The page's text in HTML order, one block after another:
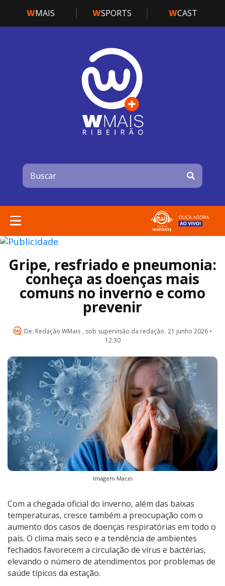
WMAIS WSPORTS WCAST
Gripe, resfriado e pneumonia:
conheça as doenças mais
comuns no inverno e como
prevenir
De: Redação WMais , sob supervisão da redação. 21 junho 2026 •
12:30
Imagem Macei
Com a chegada oficial do inverno, além das baixas
temperaturas, cresce também a preocupação com o
aumento dos casos de doenças respiratórias em todo o
país. O clima mais seco e a tendência de ambientes
fechados favorecem a circulação de vírus e bactérias,
elevando o número de atendimentos por problemas de
saúde típicos da estação.